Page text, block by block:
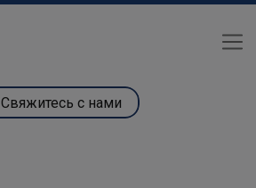
Свяжитесь с нами